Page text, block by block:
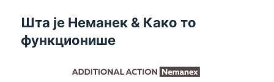
Шта је Неманек & Како то
функционише